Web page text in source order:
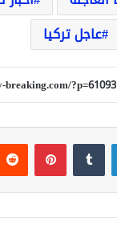
عاجل تركيا
لينكدإن